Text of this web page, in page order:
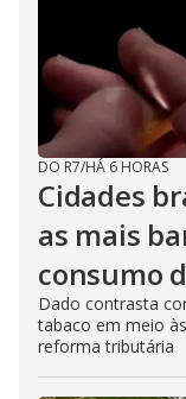
DO R7/HÁ 6 HORAS
Cidades
as mais
consumo
Dado contrasta
tabaco em meio
reforma tributária